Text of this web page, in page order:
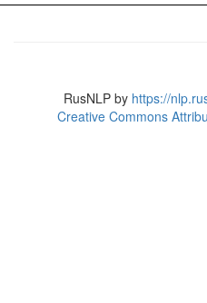
RusNLP by https://
Creative Commons